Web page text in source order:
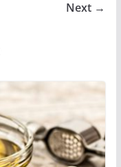
Next →